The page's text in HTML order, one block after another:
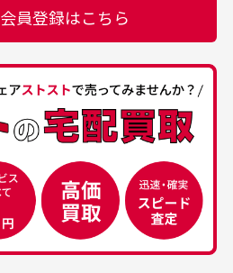
50代男性
安心して中古ウェア
を買えるお店です
ありますか？
商品が削除されますのでご注意
用下さい。
。
は細心の注意を払っておりま
の劣化やパーツの強度低下が
います。
会員登録はこちら